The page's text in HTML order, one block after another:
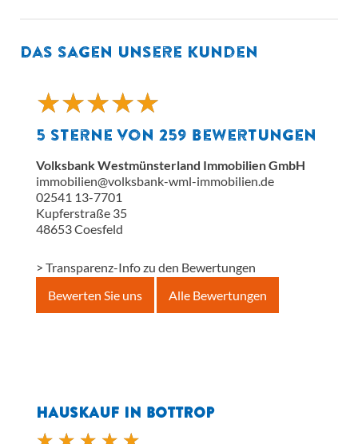
Das sagen unsere Kunden
★★★★★
★★★★★
5 Sterne von 259 Bewertungen
Volksbank Westmünsterland Immobilien GmbH
immobilien@volksbank-wml-immobilien.de
02541 13-7701
Kupferstraße 35
48653Coesfeld
> Transparenz-Info zu den Bewertungen
Bewerten Sie uns
Alle Bewertungen
HAUSKAUF IN BOTTROP